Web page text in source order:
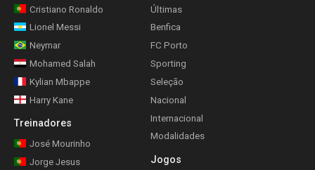
Cristiano Ronaldo
Lionel Messi
Neymar
Mohamed Salah
Kylian Mbappe
Harry Kane
Treinadores
José Mourinho
Jorge Jesus
Últimas
Benfica
FC Porto
Sporting
Seleção
Nacional
Internacional
Modalidades
Jogos